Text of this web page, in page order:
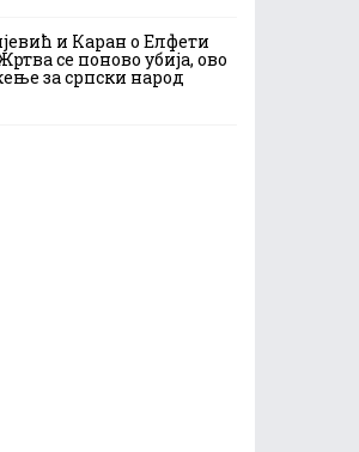
и Каран о Елфети
се поново убија, ово
за српски народ